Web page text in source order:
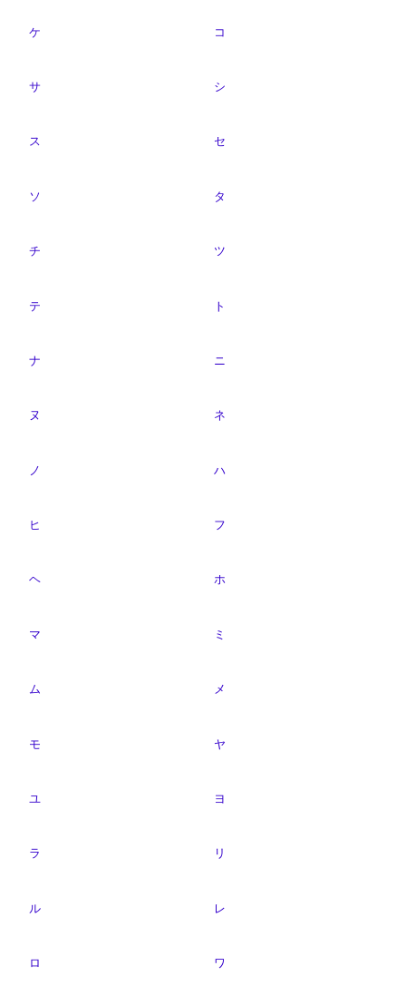
ケ コ
サ シ
ス セ
ソ タ
チ ツ
テ ト
ナ ニ
ヌ ネ
ノ ハ
ヒ フ
ヘ ホ
マ ミ
ム メ
モ ヤ
ユ ヨ
ラ リ
ル レ
ロ ワ